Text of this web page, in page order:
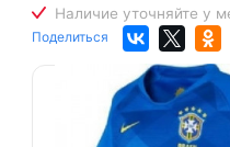
Поделиться